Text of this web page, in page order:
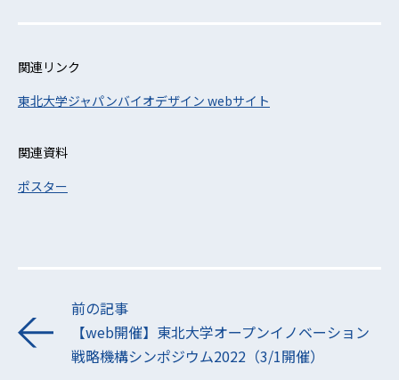
関連リンク
東北大学ジャパンバイオデザイン webサイト
関連資料
ポスター
前の記事
【web開催】東北大学オープンイノベーション
戦略機構シンポジウム2022（3/1開催）